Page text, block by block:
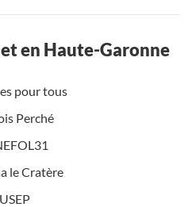
en Haute-Garonne
pour tous
Perché
le Cratère
USEP